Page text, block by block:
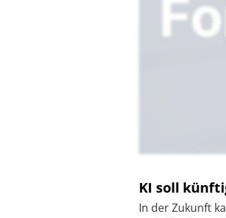
KI soll
In der Zukunft